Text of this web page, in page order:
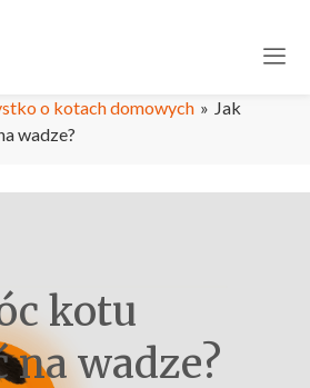
o kotach domowych » Jak
wadze?
kotu
wadze?